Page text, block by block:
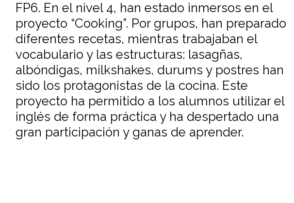
FP6. En el nivel 4, han estado inmersos en el
proyecto “Cooking”. Por grupos, han preparado
diferentes recetas, mientras trabajaban el
vocabulario y las estructuras: lasagñas,
albóndigas, milkshakes, durums y postres han
sido los protagonistas de la cocina. Este
proyecto ha permitido a los alumnos utilizar el
inglés de forma práctica y ha despertado una
gran participación y ganas de aprender.